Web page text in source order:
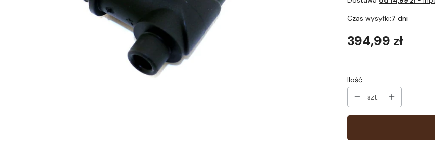
Czas wysyłki:7 dni
Cena
394,99 zł
Ilość
szt.